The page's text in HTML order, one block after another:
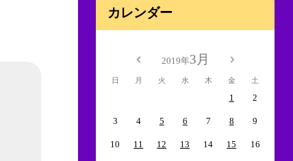
カレンダー
2019年3月
日 月 火 水 木 金 土
1 2
3 4 5 6 7 8 9
10 11 12 13 14 15 16